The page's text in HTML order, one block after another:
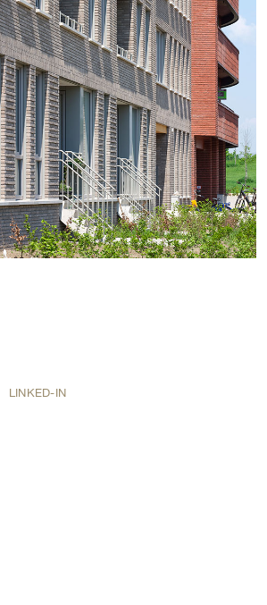
LINKED-IN